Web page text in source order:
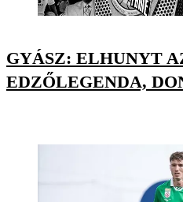
GYÁSZ: ELHUNYT
EDZŐLEGENDA,